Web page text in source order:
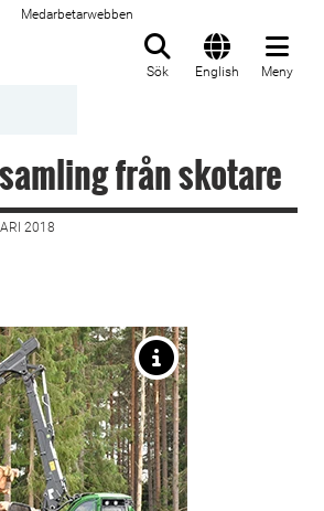
Medarbetarwebben
Sök English Meny
från skotare
2018